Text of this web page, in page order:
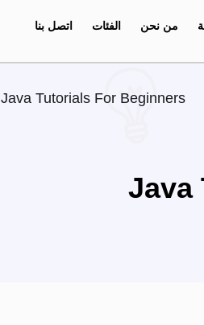
من نحن الفئات اتصل بنا
Java Tutorials For Beginners
Java